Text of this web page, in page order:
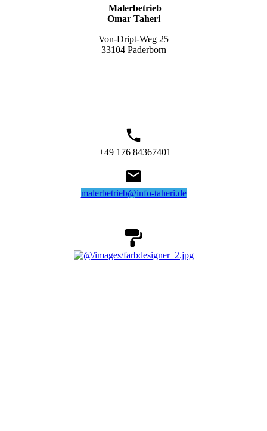
Malerbetrieb
Omar Taheri
Von-Dript-Weg 25
33104 Paderborn
+49 176 84367401
malerbetrieb@info-taheri.de